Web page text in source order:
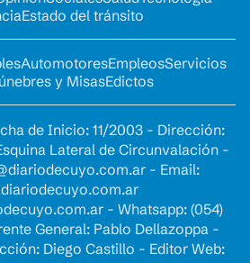
Estado del tránsito
AutomotoresEmpleosServicios
y MisasEdictos
de Inicio: 11/2003 - Dirección:
Lateral de Circunvalación -
- Email:
- Whatsapp: (054)
General: Pablo Dellazoppa -
Diego Castillo - Editor Web: